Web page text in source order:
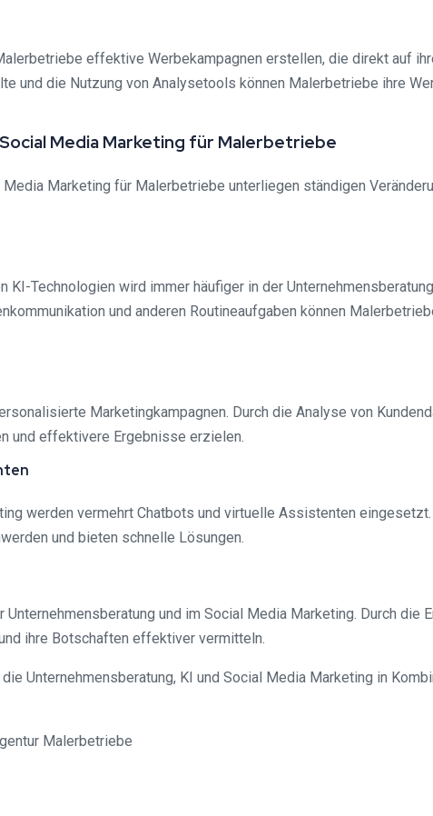
effektive Werbekampagnen erstellen, die direkt auf
und die Nutzung von Analysetools können Malerbetriebe ihre
Media Marketing für Malerbetriebe
Marketing für Malerbetriebe unterliegen ständigen
Technologien wird immer häufiger in der
und anderen Routineaufgaben können
Marketingkampagnen. Durch die Analyse von
und effektivere Ergebnisse erzielen.
werden vermehrt Chatbots und virtuelle Assistenten
und bieten schnelle Lösungen.
und im Social Media Marketing. Durch die
ihre Botschaften effektiver vermitteln.
Unternehmensberatung, KI und Social Media Marketing in